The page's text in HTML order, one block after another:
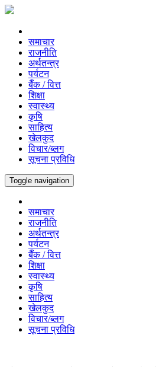
समाचार
राजनीति
अर्थतन्त्र
पर्यटन
बैँक / वित्त
शिक्षा
स्वास्थ्य
कृषि
साहित्य
खेलकुद
विचार/ब्लग
सूचना प्रविधि
Toggle navigation
समाचार
राजनीति
अर्थतन्त्र
पर्यटन
बैँक / वित्त
शिक्षा
स्वास्थ्य
कृषि
साहित्य
खेलकुद
विचार/ब्लग
सूचना प्रविधि